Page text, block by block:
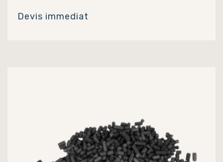
Devis immediat